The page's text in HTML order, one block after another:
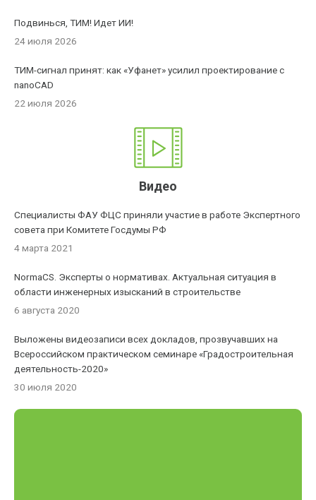
Подвинься, ТИМ! Идет ИИ!
24 июля 2026
ТИМ-сигнал принят: как «Уфанет» усилил проектирование с
nanoCAD
22 июля 2026
Видео
Специалисты ФАУ ФЦС приняли участие в работе Экспертного
совета при Комитете Госдумы РФ
4 марта 2021
NormaCS. Эксперты о нормативах. Актуальная ситуация в
области инженерных изысканий в строительстве
6 августа 2020
Выложены видеозаписи всех докладов, прозвучавших на
Всероссийском практическом семинаре «Градостроительная
деятельность-2020»
30 июля 2020